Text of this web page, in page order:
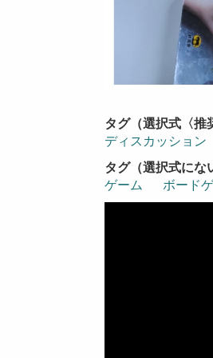
タグ（選択式〈推
ディスカッション
タグ（選択式にな
ゲーム
ボード